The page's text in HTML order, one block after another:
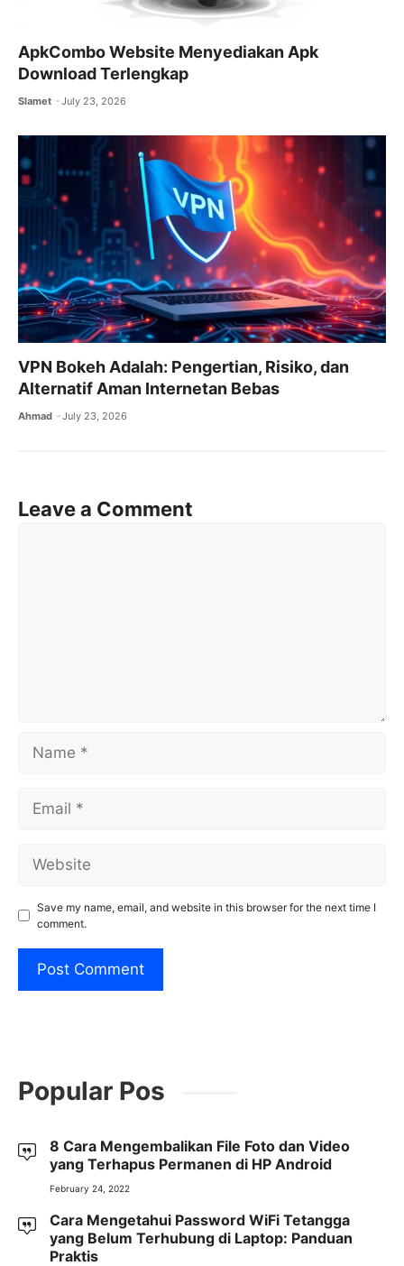
ApkCombo Website Menyediakan Apk
Download Terlengkap
Slamet July 23, 2026
VPN Bokeh Adalah: Pengertian, Risiko, dan
Alternatif Aman Internetan Bebas
Ahmad July 23, 2026
Leave a Comment
Save my name, email, and website in this browser for the next time I
comment.
Popular Pos
8 Cara Mengembalikan File Foto dan Video
yang Terhapus Permanen di HP Android
February 24, 2022
Cara Mengetahui Password WiFi Tetangga
yang Belum Terhubung di Laptop: Panduan
Praktis